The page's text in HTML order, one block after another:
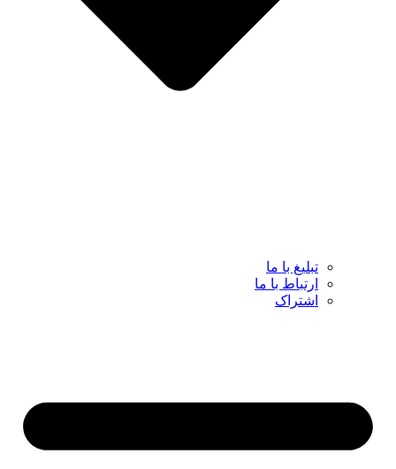
تبلیغ با ما
ارتباط با ما
اشتراک